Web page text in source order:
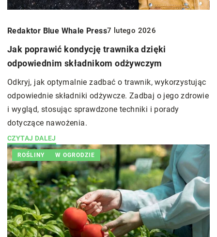
Redaktor Blue Whale Press7 lutego 2026
Jak poprawić kondycję trawnika dzięki
odpowiednim składnikom odżywczym
Odkryj, jak optymalnie zadbać o trawnik, wykorzystując
odpowiednie składniki odżywcze. Zadbaj o jego zdrowie
i wygląd, stosując sprawdzone techniki i porady
dotyczące nawożenia.
CZYTAJ DALEJ
ROŚLINY W OGRODZIE